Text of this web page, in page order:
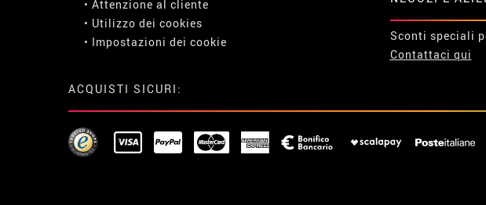
• Attenzione al cliente
• Utilizzo dei cookies
• Impostazioni dei cookie
Sconti speciali
Contattaci qui
ACQUISTI SICURI: